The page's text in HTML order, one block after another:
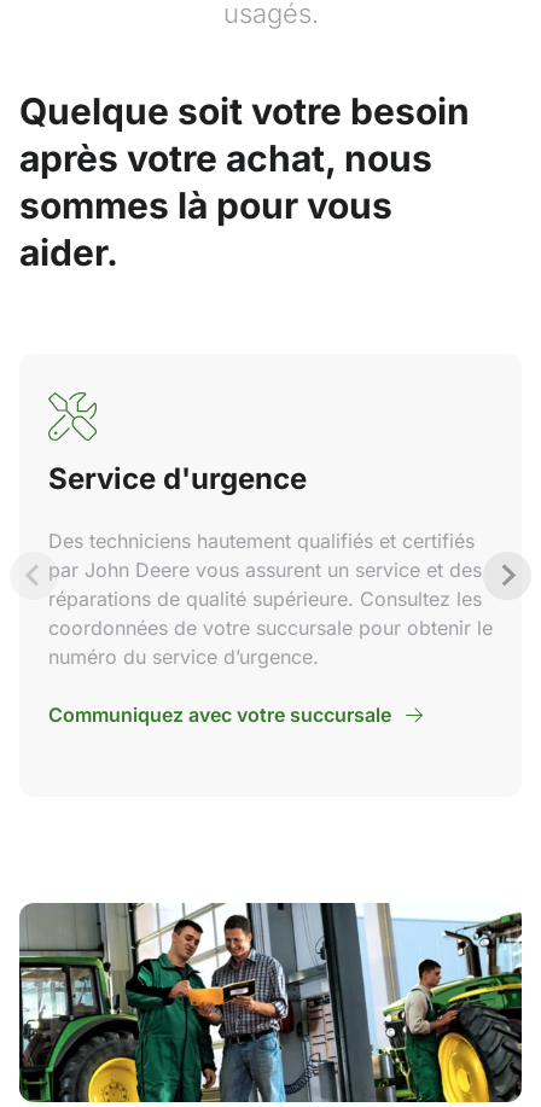
usagés.
Quelque soit votre besoin
après votre achat, nous
sommes là pour vous
aider.
Service d'urgence
Des techniciens hautement qualifiés et certifiés
par John Deere vous assurent un service et des
réparations de qualité supérieure. Consultez les
coordonnées de votre succursale pour obtenir le
numéro du service d’urgence.
Communiquez avec votre succursale